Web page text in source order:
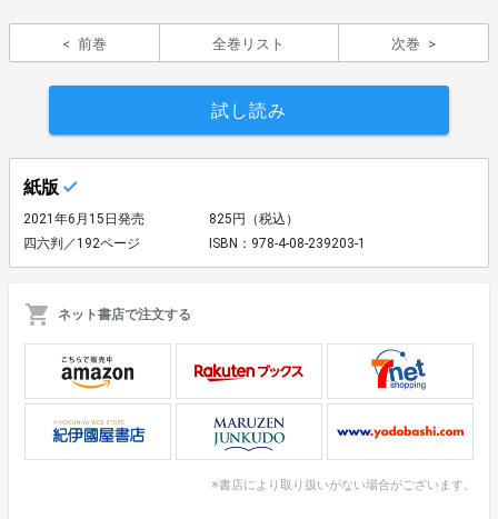
前巻 全巻リスト 次巻
試し読み
紙版
2021年6月15日発売
825円（税込）
四六判／192ページ
ISBN：978-4-08-239203-1
ネット書店で注文する
※書店により取り扱いがない場合がございます。